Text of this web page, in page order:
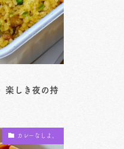
楽しき夜の持
カレーなしよ。